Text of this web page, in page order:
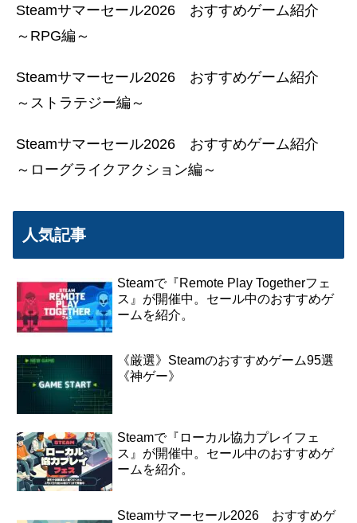
Steamサマーセール2026 おすすめゲーム紹介
～RPG編～
Steamサマーセール2026 おすすめゲーム紹介
～ストラテジー編～
Steamサマーセール2026 おすすめゲーム紹介
～ローグライクアクション編～
人気記事
Steamで『Remote Play Togetherフェ
ス』が開催中。セール中のおすすめゲ
ームを紹介。
《厳選》Steamのおすすめゲーム95選
《神ゲー》
Steamで『ローカル協力プレイフェ
ス』が開催中。セール中のおすすめゲ
ームを紹介。
Steamサマーセール2026 おすすめゲ